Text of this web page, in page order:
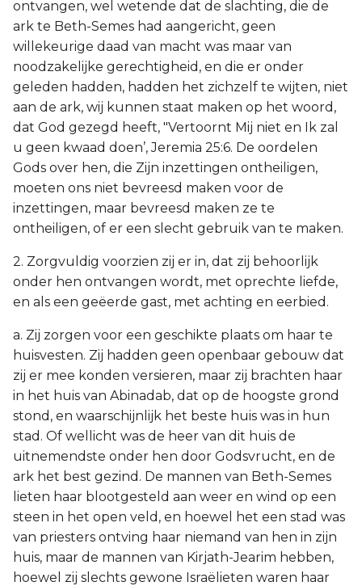
ontvangen, wel wetende dat de slachting, die de
ark te Beth-Semes had aangericht, geen
willekeurige daad van macht was maar van
noodzakelijke gerechtigheid, en die er onder
geleden hadden, hadden het zichzelf te wijten, niet
aan de ark, wij kunnen staat maken op het woord,
dat God gezegd heeft, "Vertoornt Mij niet en Ik zal
u geen kwaad doen’, Jeremia 25:6. De oordelen
Gods over hen, die Zijn inzettingen ontheiligen,
moeten ons niet bevreesd maken voor de
inzettingen, maar bevreesd maken ze te
ontheiligen, of er een slecht gebruik van te maken.
2. Zorgvuldig voorzien zij er in, dat zij behoorlijk
onder hen ontvangen wordt, met oprechte liefde,
en als een geëerde gast, met achting en eerbied.
a. Zij zorgen voor een geschikte plaats om haar te
huisvesten. Zij hadden geen openbaar gebouw dat
zij er mee konden versieren, maar zij brachten haar
in het huis van Abinadab, dat op de hoogste grond
stond, en waarschijnlijk het beste huis was in hun
stad. Of wellicht was de heer van dit huis de
uitnemendste onder hen door Godsvrucht, en de
ark het best gezind. De mannen van Beth-Semes
lieten haar blootgesteld aan weer en wind op een
steen in het open veld, en hoewel het een stad was
van priesters ontving haar niemand van hen in zijn
huis, maar de mannen van Kirjath-Jearim hebben,
hoewel zij slechts gewone Israëlieten waren haar